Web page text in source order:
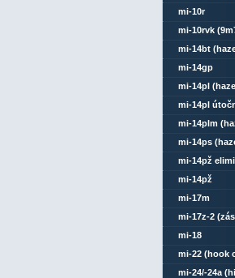
mi-10r
mi-10rvk
mi-14bt
mi-14gp
mi-14pl
mi-14pl
mi-14plm
mi-14ps
mi-14pž
mi-14pž
mi-17m
mi-17z-2
mi-18
mi-22 (hook
mi-24/-24a